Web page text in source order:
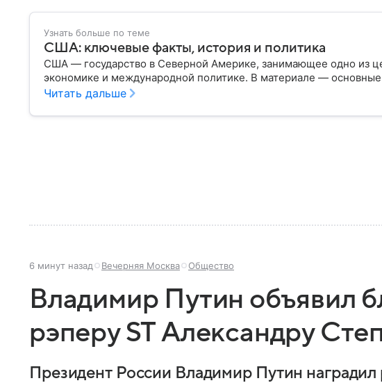
Узнать больше по теме
США: ключевые факты, история и политика
США — государство в Северной Америке, занимающее одно из
экономике и международной политике. В материале — основные
Читать дальше
6 минут назад Вечерняя Москва Общество
Владимир Путин объявил
рэперу ST Александру
Президент России Владимир Путин